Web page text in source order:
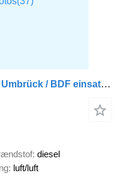
MAN M90 18.272 FLL / Wiesel / Umbrück / BDF einsatzbereit
diesel
luft/luft